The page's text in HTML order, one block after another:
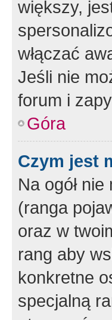
większy,
włączać
Jeśli nie
forum i
Góra
Czym jest
Na ogół
(ranga
oraz w
rang aby
konkretne
specjalną